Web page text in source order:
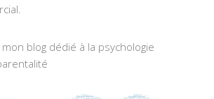
blog dédié à la psychologie